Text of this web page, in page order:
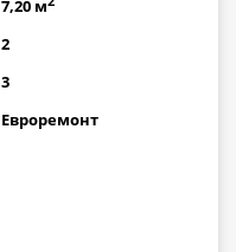
7,20 м
2
3
Евроремонт